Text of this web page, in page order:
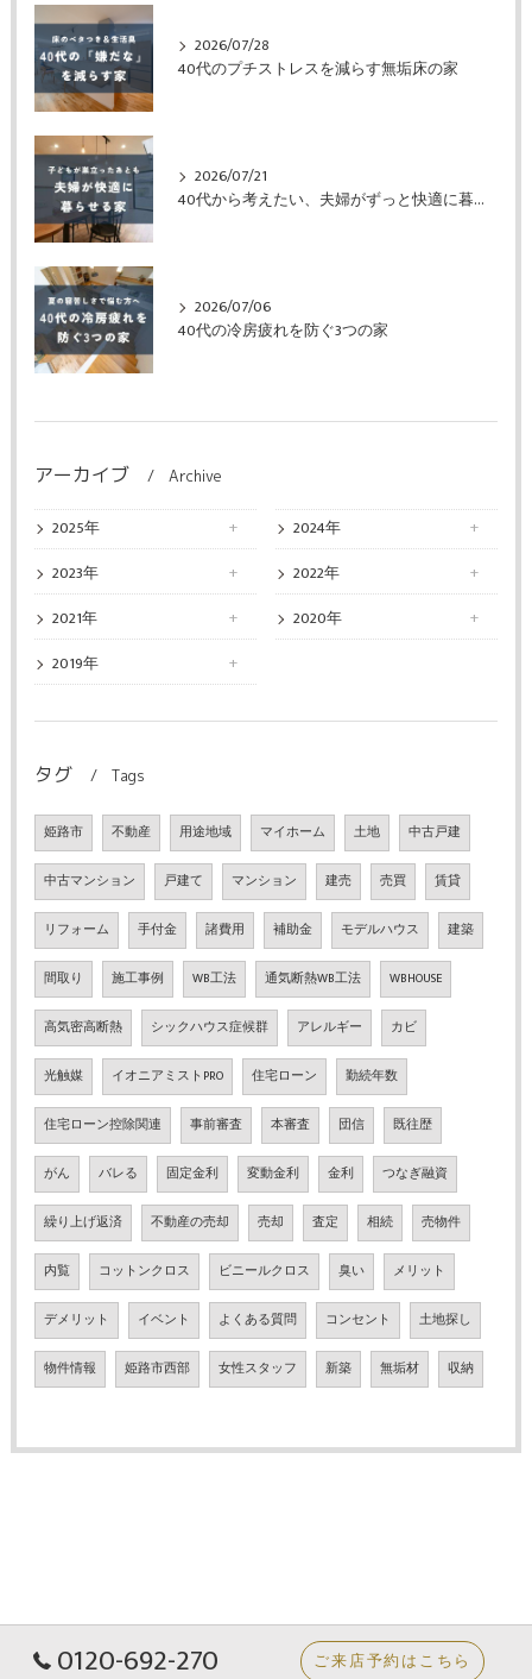
2026/07/28
40代のプチストレスを減らす無垢床の家
2026/07/21
40代から考えたい、夫婦がずっと快適に暮らせる家
2026/07/06
40代の冷房疲れを防ぐ3つの家
アーカイブ Archive
2025年
2024年
2023年
2022年
2021年
2020年
2019年
タグ Tags
姫路市 不動産 用途地域 マイホーム 土地 中古戸建
中古マンション 戸建て マンション 建売 売買 賃貸
リフォーム 手付金 諸費用 補助金 モデルハウス 建築
間取り 施工事例 WB工法 通気断熱WB工法 WBHOUSE
高気密高断熱 シックハウス症候群 アレルギー カビ
光触媒 イオニアミストPRO 住宅ローン 勤続年数
住宅ローン控除関連 事前審査 本審査 団信 既往歴
がん バレる 固定金利 変動金利 金利 つなぎ融資
繰り上げ返済 不動産の売却 売却 査定 相続 売物件
内覧 コットンクロス ビニールクロス 臭い メリット
デメリット イベント よくある質問 コンセント 土地探し
物件情報 姫路市西部 女性スタッフ 新築 無垢材 収納
0120-692-270 ご来店予約はこちら